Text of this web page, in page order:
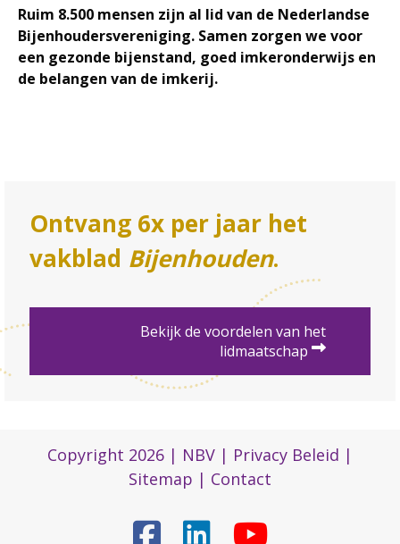
Ruim 8.500 mensen zijn al lid van de Nederlandse
Bijenhoudersvereniging. Samen zorgen we voor
een gezonde bijenstand, goed imkeronderwijs en
de belangen van de imkerij.
Ontvang 6x per jaar het
vakblad Bijenhouden.
Bekijk de voordelen van het
lidmaatschap
Copyright 2026 | NBV | Privacy Beleid |
Sitemap | Contact